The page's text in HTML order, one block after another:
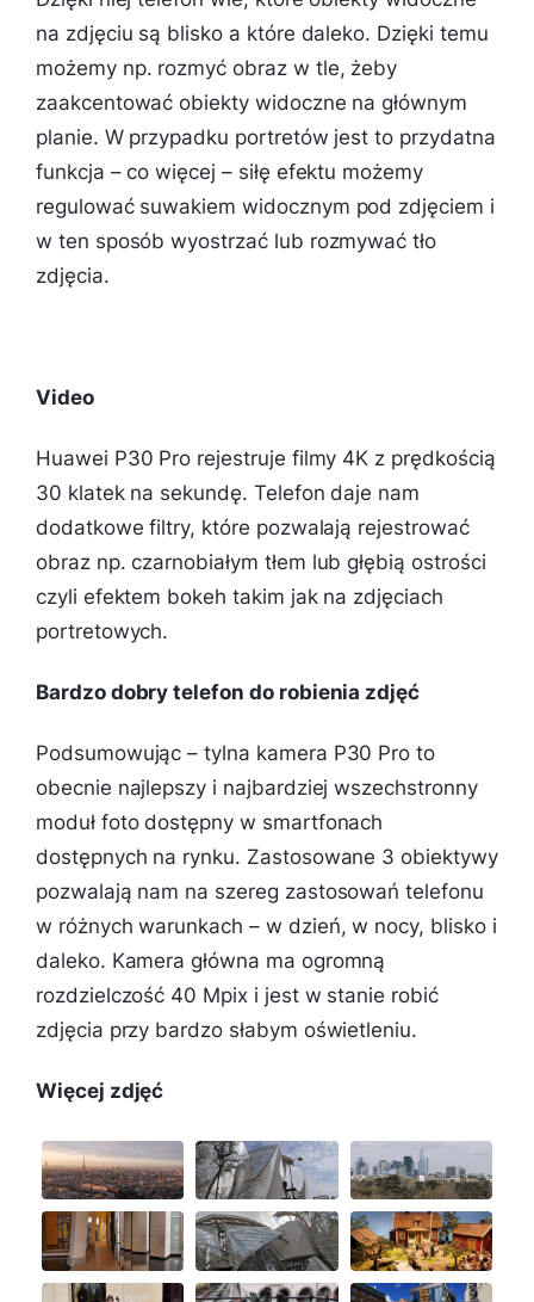
na zdjęciu są blisko a które daleko. Dzięki temu
możemy np. rozmyć obraz w tle, żeby
zaakcentować obiekty widoczne na głównym
planie. W przypadku portretów jest to przydatna
funkcja – co więcej – siłę efektu możemy
regulować suwakiem widocznym pod zdjęciem i
w ten sposób wyostrzać lub rozmywać tło
zdjęcia.
Video
Huawei P30 Pro rejestruje filmy 4K z prędkością
30 klatek na sekundę. Telefon daje nam
dodatkowe filtry, które pozwalają rejestrować
obraz np. czarnobiałym tłem lub głębią ostrości
czyli efektem bokeh takim jak na zdjęciach
portretowych.
Bardzo dobry telefon do robienia zdjęć
Podsumowując – tylna kamera P30 Pro to
obecnie najlepszy i najbardziej wszechstronny
moduł foto dostępny w smartfonach
dostępnych na rynku. Zastosowane 3 obiektywy
pozwalają nam na szereg zastosowań telefonu
w różnych warunkach – w dzień, w nocy, blisko i
daleko. Kamera główna ma ogromną
rozdzielczość 40 Mpix i jest w stanie robić
zdjęcia przy bardzo słabym oświetleniu.
Więcej zdjęć